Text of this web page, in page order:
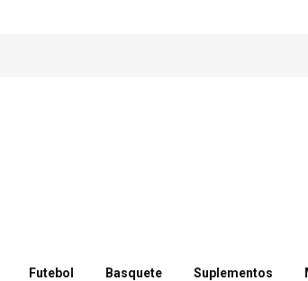
Futebol Basquete Suplementos